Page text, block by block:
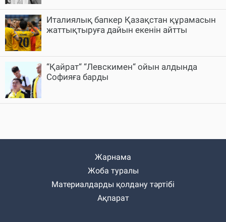
Италиялық бапкер Қазақстан құрамасын
жаттықтыруға дайын екенін айтты
“Қайрат“ “Левскимен“ ойын алдында
Софияға барды
Жарнама
Жоба туралы
Материалдарды қолдану тәртібі
Ақпарат